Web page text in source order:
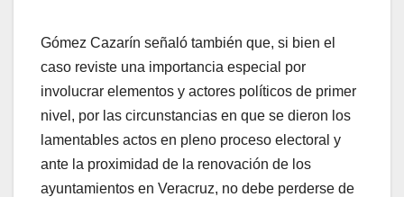
Gómez Cazarín señaló también que, si bien el
caso reviste una importancia especial por
involucrar elementos y actores políticos de primer
nivel, por las circunstancias en que se dieron los
lamentables actos en pleno proceso electoral y
ante la proximidad de la renovación de los
ayuntamientos en Veracruz, no debe perderse de